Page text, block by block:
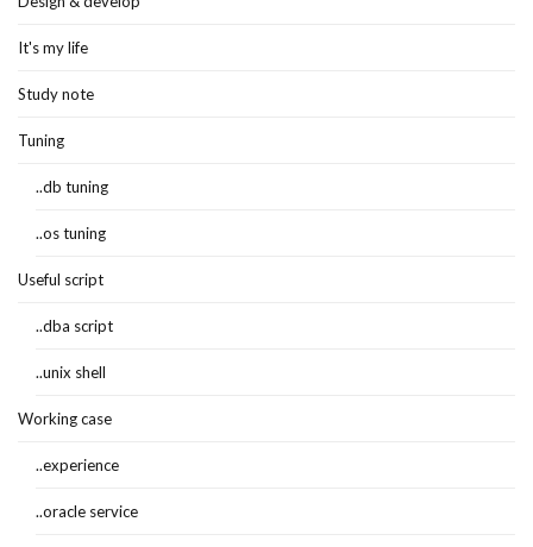
It's my life
Study note
Tuning
..db tuning
..os tuning
Useful script
..dba script
..unix shell
Working case
..experience
..oracle service